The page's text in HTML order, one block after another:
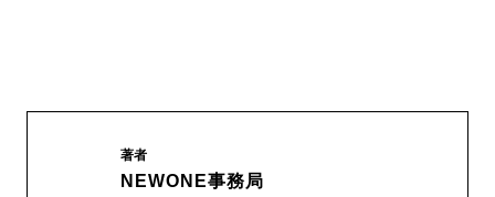
著者
NEWONE事務局